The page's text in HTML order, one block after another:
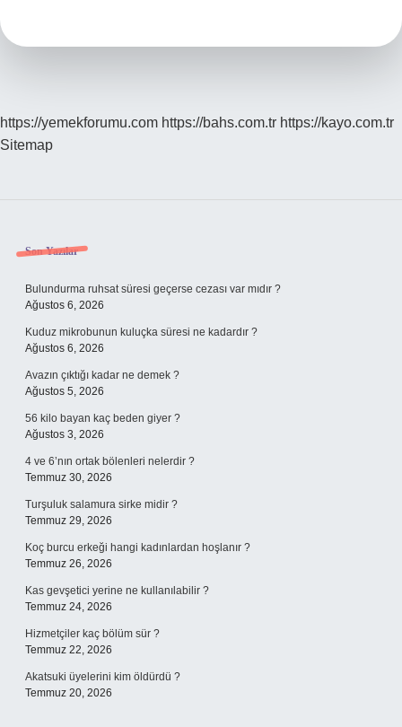
https://yemekforumu.com https://bahs.com.tr https://kayo.com.tr
Sitemap
Sidebar
Son Yazılar
Bulundurma ruhsat süresi geçerse cezası var mıdır ?
Ağustos 6, 2026
Kuduz mikrobunun kuluçka süresi ne kadardır ?
Ağustos 6, 2026
Avazın çıktığı kadar ne demek ?
Ağustos 5, 2026
56 kilo bayan kaç beden giyer ?
Ağustos 3, 2026
4 ve 6’nın ortak bölenleri nelerdir ?
Temmuz 30, 2026
Turşuluk salamura sirke midir ?
Temmuz 29, 2026
Koç burcu erkeği hangi kadınlardan hoşlanır ?
Temmuz 26, 2026
Kas gevşetici yerine ne kullanılabilir ?
Temmuz 24, 2026
Hizmetçiler kaç bölüm sür ?
Temmuz 22, 2026
Akatsuki üyelerini kim öldürdü ?
Temmuz 20, 2026